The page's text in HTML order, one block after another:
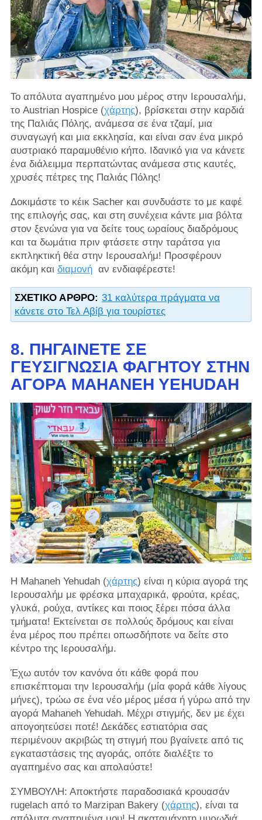
Το απόλυτα αγαπημένο μου μέρος στην Ιερουσαλήμ,
το Austrian Hospice (χάρτης), βρίσκεται στην καρδιά
της Παλιάς Πόλης, ανάμεσα σε ένα τζαμί, μια
συναγωγή και μια εκκλησία, και είναι σαν ένα μικρό
αυστριακό παραμυθένιο κήπο. Ιδανικό για να κάνετε
ένα διάλειμμα περπατώντας ανάμεσα στις καυτές,
χρυσές πέτρες της Παλιάς Πόλης!
Δοκιμάστε το κέικ Sacher και συνδυάστε το με καφέ
της επιλογής σας, και στη συνέχεια κάντε μια βόλτα
στον ξενώνα για να δείτε τους ωραίους διαδρόμους
και τα δωμάτια πριν φτάσετε στην ταράτσα για
εκπληκτική θέα στην Ιερουσαλήμ! Προσφέρουν
ακόμη και διαμονήαν ενδιαφέρεστε!
ΣΧΕΤΙΚΌ ΆΡΘΡΟ: 31 καλύτερα πράγματα να
κάνετε στο Τελ Αβίβ για τουρίστες
8. ΠΗΓΑΊΝΕΤΕ ΣΕ
ΓΕΥΣΙΓΝΩΣΊΑ ΦΑΓΗΤΟΎ ΣΤΗΝ
ΑΓΟΡΆ MAHANEH YEHUDAH
Η Mahaneh Yehudah (χάρτης) είναι η κύρια αγορά της
Ιερουσαλήμ με φρέσκα μπαχαρικά, φρούτα, κρέας,
γλυκά, ρούχα, αντίκες και ποιος ξέρει πόσα άλλα
τμήματα! Εκτείνεται σε πολλούς δρόμους και είναι
ένα μέρος που πρέπει οπωσδήποτε να δείτε στο
κέντρο της Ιερουσαλήμ.
Έχω αυτόν τον κανόνα ότι κάθε φορά που
επισκέπτομαι την Ιερουσαλήμ (μία φορά κάθε λίγους
μήνες), τρώω σε ένα νέο μέρος μέσα ή γύρω από την
αγορά Mahaneh Yehudah. ​​Μέχρι στιγμής, δεν με έχει
απογοητεύσει ποτέ! Δεκάδες εστιατόρια σας
περιμένουν ακριβώς τη στιγμή που βγαίνετε από τις
εγκαταστάσεις της αγοράς, οπότε διαλέξτε το
αγαπημένο σας και απολαύστε!
ΣΥΜΒΟΥΛΗ: Αποκτήστε παραδοσιακά κρουασάν
rugelach από το Marzipan Bakery (χάρτης), είναι τα